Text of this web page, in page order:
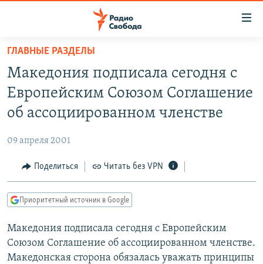
упрощенного
доступа
Вернуться
основному
Вернутся
Вернутся
поиску
ПОДКАСТЫ
АВТОРСКИЕ ПРОЕКТЫ
МНЕНИЯ
КУЛЬТУРА
КАВКАЗ.РЕАЛИИ
СЕВЕР.РЕАЛИИ
СИБИРЬ.РЕАЛИИ
ГЛАВНЫЕ РАЗДЕЛЫ
Македония подписала сегодня с
Европейским Союзом Соглашение
об ассоциированном членстве
09 апреля 2001
Поделиться Читать без VPN
Приоритетный источник в Google
Македония подписала сегодня с Европейским
Союзом Соглашение об ассоциированном членстве.
Македонская сторона обязалась уважать принципы